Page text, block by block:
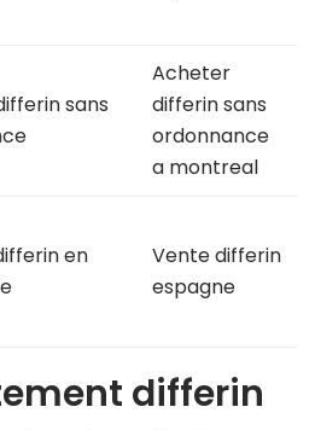
sans
Acheter
differin sans
ordonnance
a montreal
en
Vente differin
espagne
differin